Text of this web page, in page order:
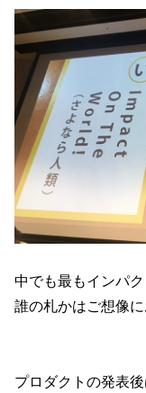
中でも最もインパ
誰の札かはご想像に
プロダクトの発表後